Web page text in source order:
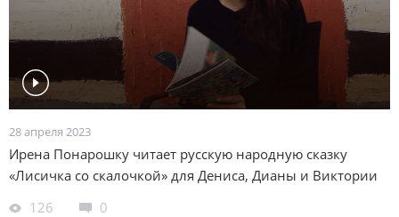
#ПРЯМОЙЭФИР
#ОТЧЕТЫФОНДА
#ВОЗВРАТЫ
#ТАЙНАУСЫНОВЛЕНИЯ
#ФОНДПРЕЗИДЕНТСКИХГРАНТОВ
#НОВЫЙГОД
#ТЕСТДРАЙВПРИЕМНОГОРОДИТЕЛЬСТВА
#ПРОСЕМЬЮ
#СЕМЬЯПЕРЕХОДНЫЙПЕРИОД
#МНОГОДЕТНЫЕ
#ИНСТРУКЦИИ
#ЧЕСТНЫЕДИАЛОГИ
#РЕПЕТИТОРЫ
#ПЕРЕДЫШКА
28 апреля 2023
Ирена Понарошку читает русскую народную сказку
«Лисичка со скалочкой» для Дениса, Дианы и Виктории
126
0